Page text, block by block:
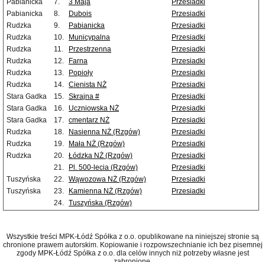
Pabianicka
7. 3 Maja
Przesiadki
Pabianicka
8. Dubois
Przesiadki
Rudzka
9. Pabianicka
Przesiadki
Rudzka
10. Municypalna
Przesiadki
Rudzka
11. Przestrzenna
Przesiadki
Rudzka
12. Farna
Przesiadki
Rudzka
13. Popioły
Przesiadki
Rudzka
14. Cienista NŻ
Przesiadki
Stara Gadka
15. Skrajna #
Przesiadki
Stara Gadka
16. Uczniowska NŻ
Przesiadki
Stara Gadka
17. cmentarz NŻ
Przesiadki
Rudzka
18. Nasienna NŻ (Rzgów)
Przesiadki
Rudzka
19. Mała NŻ (Rzgów)
Przesiadki
Rudzka
20. Łódzka NŻ (Rzgów)
Przesiadki
21.
Pl. 500-lecia (Rzgów)
Przesiadki
Tuszyńska
22. Wąwozowa NŻ (Rzgów)
Przesiadki
Tuszyńska
23. Kamienna NŻ (Rzgów)
Przesiadki
24. Tuszyńska (Rzgów)
Wszystkie treści MPK-Łódź Spółka z o.o. opublikowane na niniejszej stronie są
chronione prawem autorskim. Kopiowanie i rozpowszechnianie ich bez pisemnej
zgody MPK-Łódź Spółka z o.o. dla celów innych niż potrzeby własne jest